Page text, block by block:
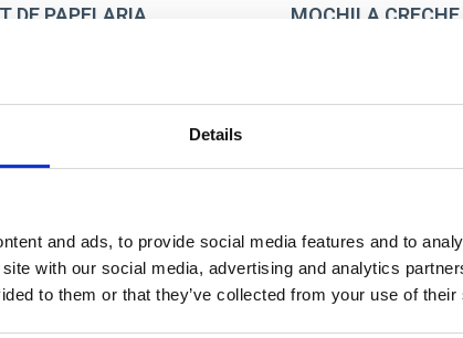
Details
and ads, to provide social media features and to
with our social media, advertising and analytics
to them or that they’ve collected from your use of
DE PAPELARIA
MOCHILA CRECHE